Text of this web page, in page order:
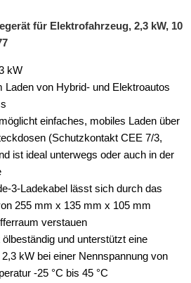
für Elektrofahrzeug, 2,3 kW, 10
kW
Laden von Hybrid- und Elektroautos
einfaches, mobiles Laden über
(Schutzkontakt CEE 7/3,
ist ideal unterwegs oder auch in der
3-Ladekabel lässt sich durch das
255 mm x 135 mm x 105 mm
verstauen
und unterstützt eine
kW bei einer Nennspannung von
-25 °C bis 45 °C